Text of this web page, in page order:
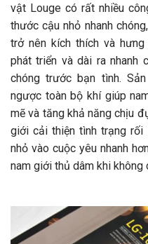
vật Louge có rất nhiều
thước cậu nhỏ nhanh
trở nên kích thích và
phát triển và dài ra nhanh
chóng trước bạn tình.
ngược toàn bộ khí giúp
mẽ và tăng khả năng chịu
giới cải thiện tình trạng
nhỏ vào cuộc yêu nhanh
nam giới thủ dâm khi không